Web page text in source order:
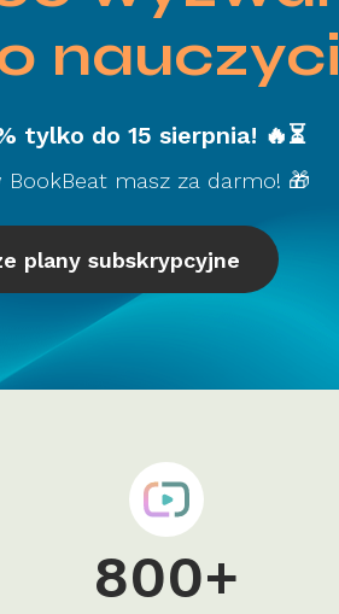
tylko do 15 sierpnia! 🔥⏳
masz za darmo! 🎁
plany subskrypcyjne
800+